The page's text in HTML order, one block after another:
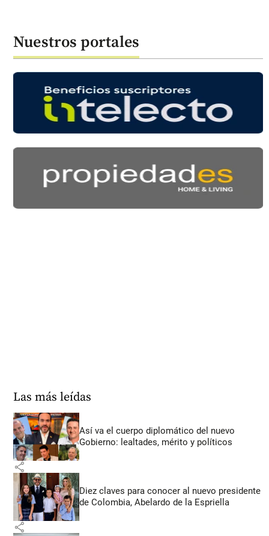
Nuestros portales
Las más leídas
Así va el cuerpo diplomático del nuevo
Gobierno: lealtades, mérito y políticos
share
Diez claves para conocer al nuevo presidente
de Colombia, Abelardo de la Espriella
share